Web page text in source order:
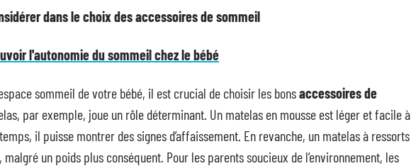
dans le choix des accessoires de sommeil
l'autonomie du sommeil chez le bébé
sommeil de votre bébé, il est crucial de choisir les bonsaccessoires de
par exemple, joue un rôle déterminant. Un matelas en mousse est léger et facile à
il puisse montrer des signes d’affaissement. En revanche, un matelas à ressorts
un poids plus conséquent. Pour les parents soucieux de l’environnement, les